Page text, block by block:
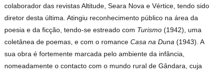
colaborador das revistas Altitude, Seara Nova e Vértice, tendo sido
diretor desta última. Atingiu reconhecimento público na área da
poesia e da ficção, tendo-se estreado com Turismo (1942), uma
coletânea de poemas, e com o romanceCasa na Duna (1943). A
sua obra é fortemente marcada pelo ambiente da infância,
nomeadamente o contacto com o mundo rural de Gândara, cuja